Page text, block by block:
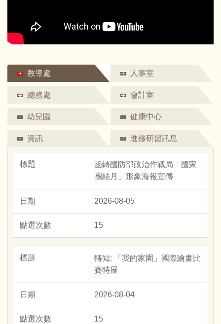
教導處 人事室
總務處 會計室
幼兒園 健康中心
資訊 進修研習訊息
函轉國防部政治作戰局「國家
團結月」形象海報宣傳
2026-08-05
15
轉知: 「我的家園」國際繪畫比
賽特展
2026-08-04
15